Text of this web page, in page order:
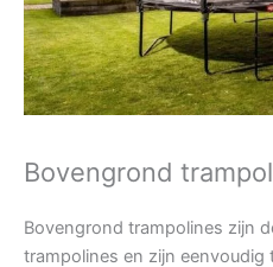
Bovengrond
Bovengrond trampolines zijn
trampolines en zijn eenvoudig